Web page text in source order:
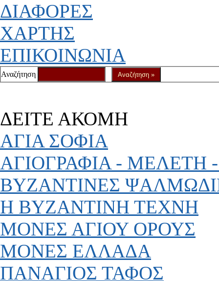
ΔΙΑΦΟΡΕΣ
ΧΑΡΤΗΣ
ΕΠΙΚΟΙΝΩΝΙΑ
Αναζήτηση
ΔΕΙΤΕ ΑΚΟΜΗ
ΑΓΙΑ ΣΟΦΙΑ
ΑΓΙΟΓΡΑΦΙΑ - ΜΕΛΕΤΗ -
ΒΥΖΑΝΤΙΝΕΣ
Η ΒΥΖΑΝΤΙΝΗ ΤΕΧΝΗ
ΜΟΝΕΣ ΑΓΙΟΥ ΟΡΟΥΣ
ΜΟΝΕΣ ΕΛΛΑΔΑ
ΠΑΝΑΓΙΟΣ ΤΑΦΟΣ